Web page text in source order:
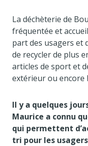
La déchèterie de
fréquentée et
part des usagers et
de recycler de plus
articles de sport et
extérieur ou encore
Il y a quelques
Maurice a connu
qui permettent
tri pour les